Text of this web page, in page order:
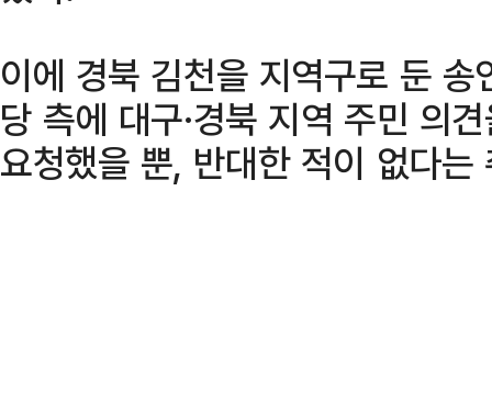
이에 경북 김천을 지역구로 둔
당 측에 대구·경북 지역 주민 의
요청했을 뿐, 반대한 적이 없다는